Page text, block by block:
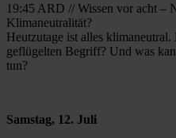
19:45 ARD // Wissen vor acht –
Klimaneutralität?
Heutzutage ist alles
geflügelten Begriff? Und was
tun?
Samstag, 12. Juli